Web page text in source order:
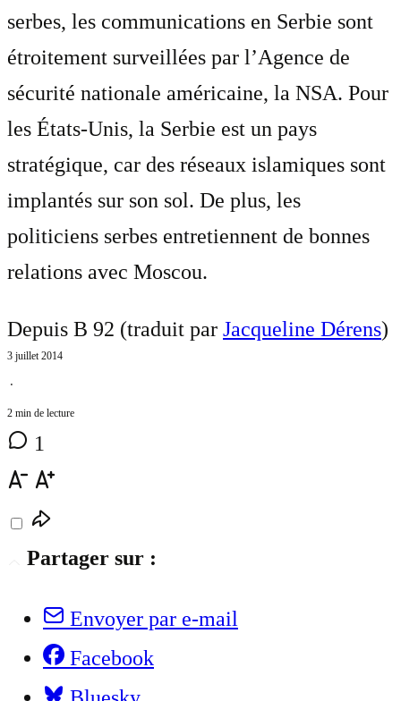
serbes, les communications en Serbie sont
étroitement surveillées par l’Agence de
sécurité nationale américaine, la NSA. Pour
les États-Unis, la Serbie est un pays
stratégique, car des réseaux islamiques sont
implantés sur son sol. De plus, les
politiciens serbes entretiennent de bonnes
relations avec Moscou.
Depuis B 92 (traduit par Jacqueline Dérens)
3 juillet 2014
⋅
2 min de lecture
1
Partager sur :
Envoyer par e-mail
Facebook